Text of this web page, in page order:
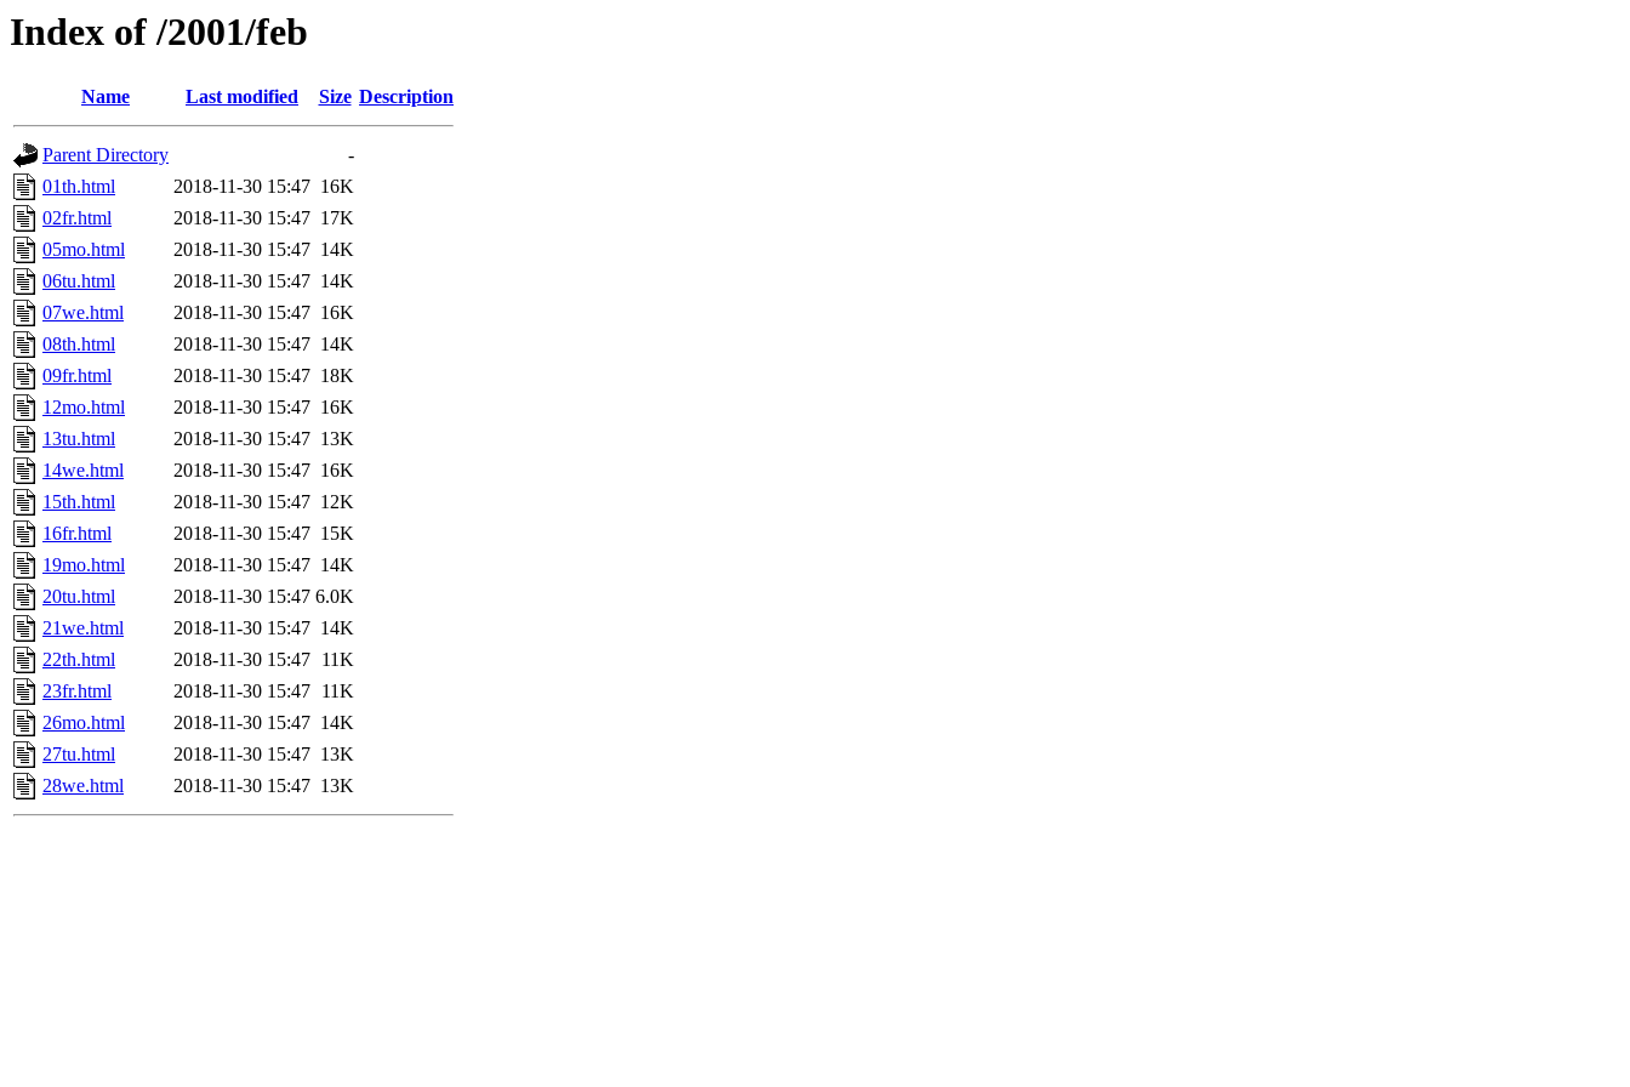
Index of /2001/feb
Name Last modified Size Description
Parent Directory
-
01th.html
2018-11-30 15:47 16K
02fr.html
2018-11-30 15:47 17K
05mo.html
2018-11-30 15:47 14K
06tu.html
2018-11-30 15:47 14K
07we.html
2018-11-30 15:47 16K
08th.html
2018-11-30 15:47 14K
09fr.html
2018-11-30 15:47 18K
12mo.html
2018-11-30 15:47 16K
13tu.html
2018-11-30 15:47 13K
14we.html
2018-11-30 15:47 16K
15th.html
2018-11-30 15:47 12K
16fr.html
2018-11-30 15:47 15K
19mo.html
2018-11-30 15:47 14K
20tu.html
2018-11-30 15:47 6.0K
21we.html
2018-11-30 15:47 14K
22th.html
2018-11-30 15:47 11K
23fr.html
2018-11-30 15:47 11K
26mo.html
2018-11-30 15:47 14K
27tu.html
2018-11-30 15:47 13K
28we.html
2018-11-30 15:47 13K